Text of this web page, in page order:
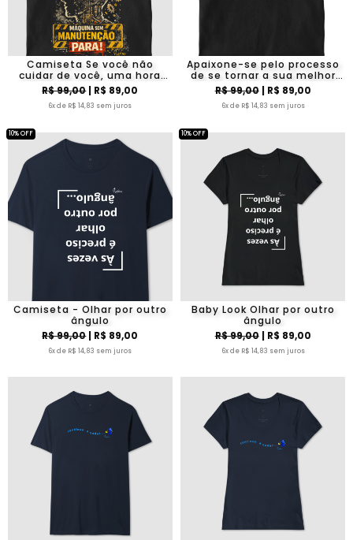
Camiseta Se você não
cuidar de você, uma hora
não cuidará de mais
ninguém. Maquina sem
manutenção para!
R$ 99,00| R$ 89,00
6x de R$ 14,83 sem juros
Apaixone-se pelo processo
de se tornar a sua melhor
versão.
R$ 99,00| R$ 89,00
6x de R$ 14,83 sem juros
Camiseta - Olhar por outro
ângulo
R$ 99,00| R$ 89,00
6x de R$ 14,83 sem juros
10% OFF
Baby Look Olhar por outro
ângulo
R$ 99,00| R$ 89,00
6x de R$ 14,83 sem juros
10% OFF